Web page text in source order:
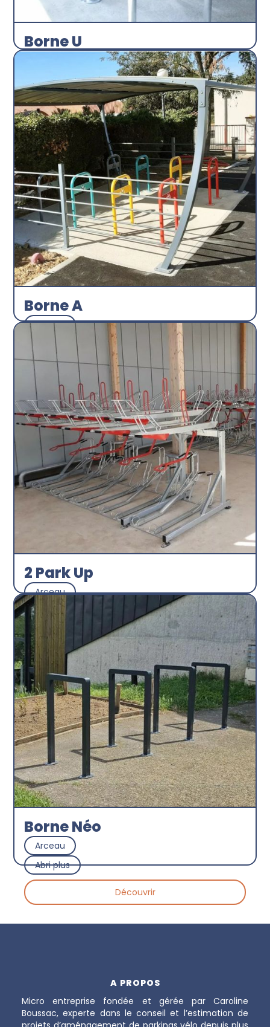
Borne U
Abri plus
Découvrir
Borne A
Arceau
Abri plus
Découvrir
2 Park Up
Arceau
Abri plus
Découvrir
Borne Néo
Arceau
Abri plus
Découvrir
A PROPOS
Micro entreprise fondée et gérée par Caroline
Boussac, experte dans le conseil et l’estimation de